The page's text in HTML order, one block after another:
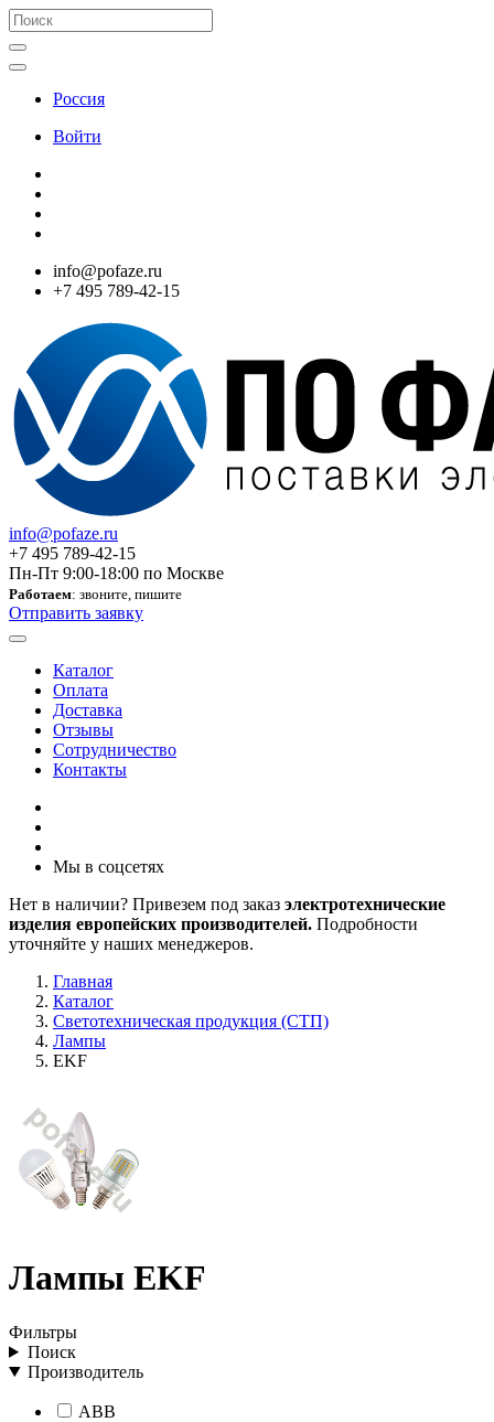
Россия
Войти
info@pofaze.ru
+7 495 789-42-15
info@pofaze.ru
+7 495 789-42-15
Пн-Пт 9:00-18:00 по Москве
Работаем: звоните, пишите
Отправить заявку
Каталог
Оплата
Доставка
Отзывы
Сотрудничество
Контакты
Мы в соцсетях
Нет в наличии? Привезем под заказ электротехнические
изделия европейских производителей. Подробности
уточняйте у наших менеджеров.
Главная
Каталог
Светотехническая продукция (СТП)
Лампы
EKF
Лампы EKF
Фильтры
Поиск
Производитель
ABB